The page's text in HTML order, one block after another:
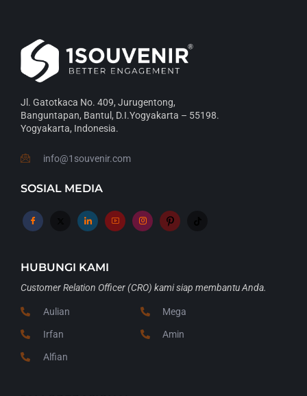
Jl. Gatotkaca No. 409, Jurugentong,
Banguntapan, Bantul, D.I.Yogyakarta – 55198.
Yogyakarta, Indonesia.
info@1souvenir.com
SOSIAL MEDIA
HUBUNGI KAMI
Customer Relation Officer (CRO) kami siap membantu Anda.
Aulian
Irfan
Alfian
Mega
Amin